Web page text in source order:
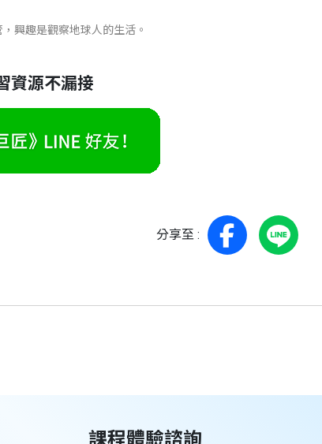
興趣是觀察地球人的生活。
資源不漏接
分享至 :
課程體驗諮詢